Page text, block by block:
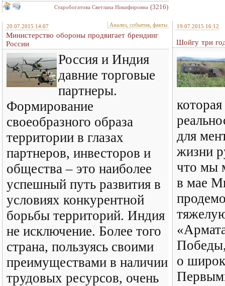
Старобогатова Светлана Никифировна (3216)
20.07.2015 14:07 Анализ, события, факты
Министерство обороны продвигает брендинг
России
Россия и Индия
давние торговые
партнеры.
Формирование
своеобразного образа
территории в глазах
партнеров, инвесторов и
общества – это наиболее
успешный путь развития в
условиях конкурентной
борьбы территорий. Индия
не исключение. Более того
страна, пользуясь своими
преимуществами в наличии
трудовых ресурсов, очень
19.07.2015 16:12
Шойгу три
для
жизни
что мы
в мае
о